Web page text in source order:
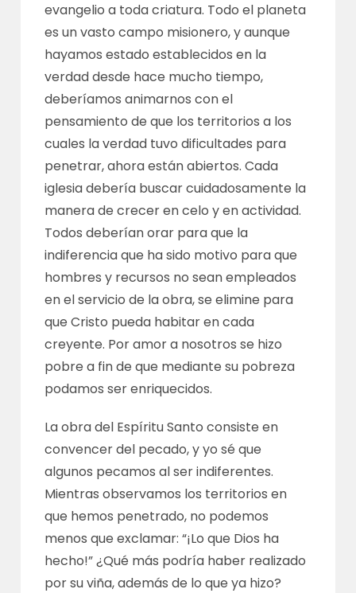
evangelio a toda criatura. Todo el planeta
es un vasto campo misionero, y aunque
hayamos estado establecidos en la
verdad desde hace mucho tiempo,
deberíamos animarnos con el
pensamiento de que los territorios a los
cuales la verdad tuvo dificultades para
penetrar, ahora están abiertos. Cada
iglesia debería buscar cuidadosamente la
manera de crecer en celo y en actividad.
Todos deberían orar para que la
indiferencia que ha sido motivo para que
hombres y recursos no sean empleados
en el servicio de la obra, se elimine para
que Cristo pueda habitar en cada
creyente. Por amor a nosotros se hizo
pobre a fin de que mediante su pobreza
podamos ser enriquecidos.
La obra del Espíritu Santo consiste en
convencer del pecado, y yo sé que
algunos pecamos al ser indiferentes.
Mientras observamos los territorios en
que hemos penetrado, no podemos
menos que exclamar: “¡Lo que Dios ha
hecho!” ¿Qué más podría haber realizado
por su viña, además de lo que ya hizo?